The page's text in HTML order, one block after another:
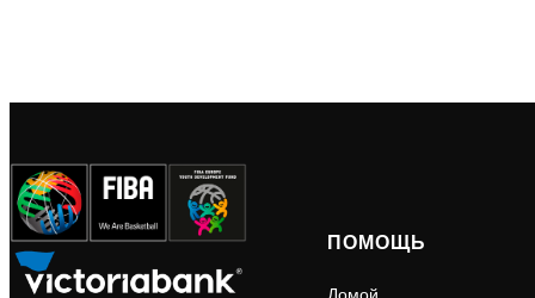
ПОМОЩЬ